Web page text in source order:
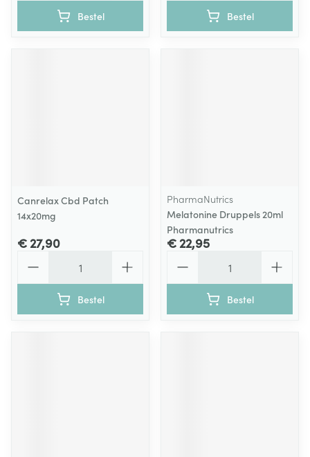
Bestel Bestel
Canrelax Cbd Patch
14x20mg
€ 27,90
Bestel
PharmaNutrics
Melatonine Druppels 20ml
Pharmanutrics
€ 22,95
Bestel